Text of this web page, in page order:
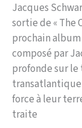
Jacques
sortie de « The
prochain album
composé par
profonde sur
transatlantique
force à leur
traite